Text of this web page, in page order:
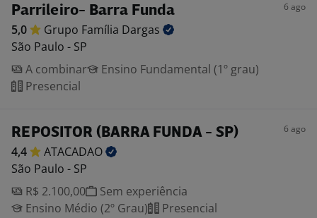
Parrileiro- Barra Funda 6 ago
5,0 Grupo Família Dargas
São Paulo - SP
A combinar
Ensino Fundamental (1º grau)
Presencial
REPOSITOR (BARRA FUNDA - SP) 6 ago
4,4
ATACADAO
São Paulo - SP
R$ 2.100,00
Sem experiência
Ensino Médio (2º Grau)
Presencial